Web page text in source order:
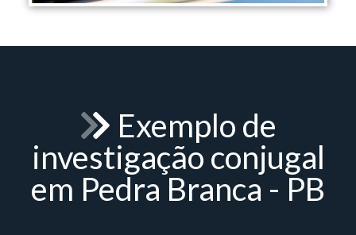
Exemplo de
investigação conjugal
em Pedra Branca - PB